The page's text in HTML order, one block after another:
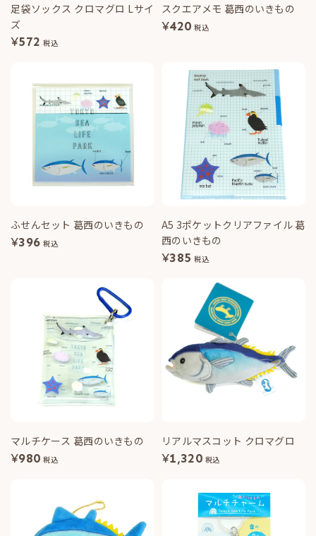
足袋ソックス クロマグロ Lサイ
ズ
¥572 税込
スクエアメモ 葛西のいきもの
¥420 税込
ふせんセット 葛西のいきもの
¥396 税込
A5 3ポケットクリアファイル 葛
西のいきもの
¥385 税込
マルチケース 葛西のいきもの
¥980 税込
リアルマスコット クロマグロ
¥1,320 税込